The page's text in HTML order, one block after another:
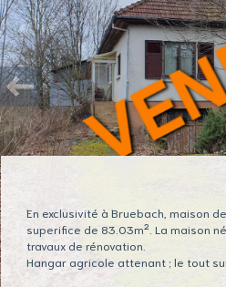
la
copropriété
En exclusivité à Bruebach, maison
superifice de 83.03m². La maison
travaux de rénovation.
Hangar agricole attenant ; le tout